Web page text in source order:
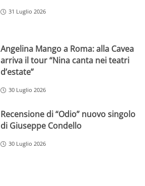
31 Luglio 2026
Angelina Mango a Roma: alla Cavea
arriva il tour “Nina canta nei teatri
d’estate”
30 Luglio 2026
Recensione di “Odio” nuovo singolo
di Giuseppe Condello
30 Luglio 2026